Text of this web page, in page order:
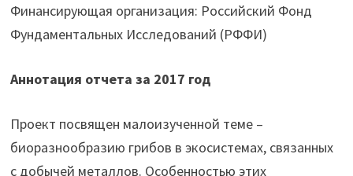
Финансирующая организация: Российский Фонд
Фундаментальных Исследований (РФФИ)
Аннотация отчета за 2017 год
Проект посвящен малоизученной теме –
биоразнообразию грибов в экосистемах, связанных
с добычей металлов. Особенностью этих